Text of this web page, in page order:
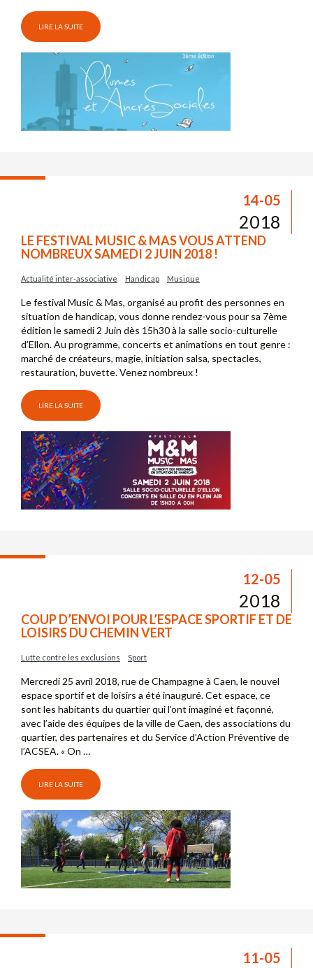
LIRE LA SUITE
14-05
2018
LE FESTIVAL MUSIC & MAS VOUS ATTEND
NOMBREUX SAMEDI 2 JUIN 2018 !
Actualité inter-associative Handicap Musique
Le festival Music & Mas, organisé au profit des personnes en
situation de handicap, vous donne rendez-vous pour sa 7ème
édition le samedi 2 Juin dès 15h30 à la salle socio-culturelle
d’Ellon. Au programme, concerts et animations en tout genre :
marché de créateurs, magie, initiation salsa, spectacles,
restauration, buvette. Venez nombreux !
LIRE LA SUITE
12-05
2018
COUP D’ENVOI POUR L’ESPACE SPORTIF ET DE
LOISIRS DU CHEMIN VERT
Lutte contre les exclusions Sport
Mercredi 25 avril 2018, rue de Champagne à Caen, le nouvel
espace sportif et de loisirs a été inauguré. Cet espace, ce
sont les habitants du quartier qui l’ont imaginé et façonné,
avec l’aide des équipes de la ville de Caen, des associations du
quartier, des partenaires et du Service d’Action Préventive de
l’ACSEA. « On …
LIRE LA SUITE
11-05